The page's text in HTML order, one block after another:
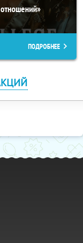
ПОДРОБНЕЕ